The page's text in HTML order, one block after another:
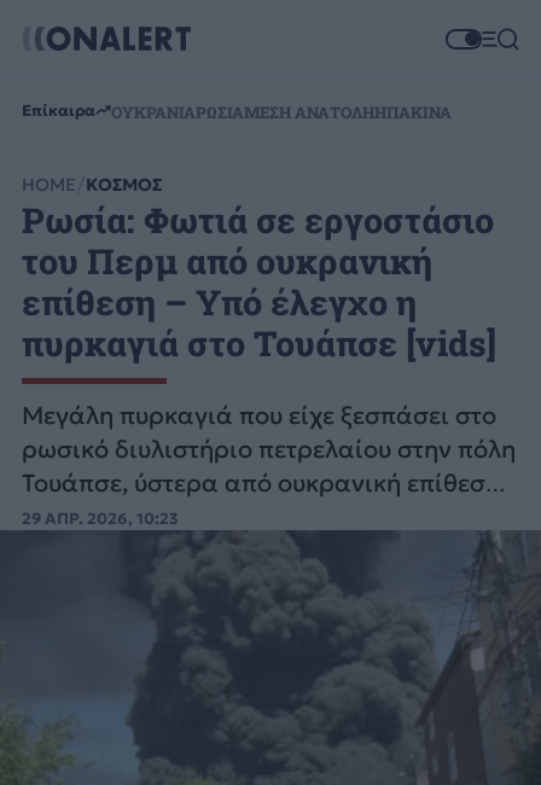
Επίκαιρα ΟΥΚΡΑΝΙΑΡΩΣΙΑΜΕΣΗ ΑΝΑΤΟΛΗΗΠΑΚΙΝΑ
HOME ΚΟΣΜΟΣ
Ρωσία: Φωτιά σε εργοστάσιο
του Περμ από ουκρανική
επίθεση – Υπό έλεγχο η
πυρκαγιά στο Τουάπσε [vids]
Μεγάλη πυρκαγιά που είχε ξεσπάσει στο
ρωσικό διυλιστήριο πετρελαίου στην πόλη
Τουάπσε, ύστερα από ουκρανική επίθεση
με drones χθες Τρίτη.
29 ΑΠΡ. 2026, 10:23